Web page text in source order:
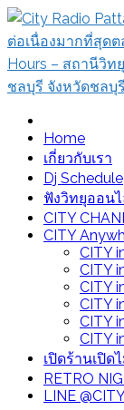
Skip
to
content
City Radio
เนื่องมากที่สุดตล
สถานีวิทยุในพัทย
ชลบุรี
Home
เกี่ยวกับเรา
Dj Schedule
ฟังวิทยุออน
CITY
CITY
CITY
CITY
CITY
CITY
CITY
CITY
เปิดร้านเปิด
RETRO
LINE